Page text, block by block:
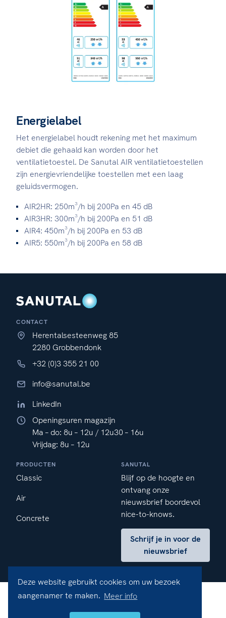
Deze website gebruikt cookies om uw bezoek
aangenamer te maken. Meer info
Energielabel
Het energielabel houdt rekening met het maximum
debiet die gehaald kan worden door het
ventilatietoestel. De Sanutal AIR ventilatietoestellen
zijn energievriendelijke toestellen met een laag
geluidsvermogen.
AIR2HR: 250m³/h bij 200Pa en 45 dB
AIR3HR: 300m³/h bij 200Pa en 51 dB
AIR4: 450m³/h bij 200Pa en 53 dB
AIR5: 550m³/h bij 200Pa en 58 dB
CONTACT
Herentalsesteenweg 85
2280 Grobbendonk
+32 (0)3 355 21 00
info@sanutal.be
LinkedIn
Openingsuren magazijn
Ma – do: 8u – 12u / 12u30 – 16u
Vrijdag: 8u – 12u
PRODUCTEN
Classic
Air
Concrete
SANUTAL
Blijf op de hoogte en
ontvang onze
nieuwsbrief boordevol
nice-to-knows.
Schrijf je in voor de
nieuwsbrief
Disclaimer Privacy
Cookies
Verkoopsvoorwaarden